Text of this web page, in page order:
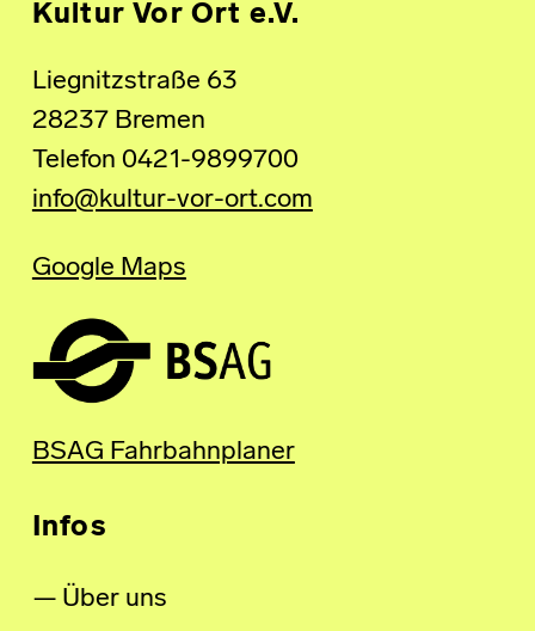
Kultur Vor Ort e.V.
Liegnitzstraße 63
28237 Bremen
Telefon 0421-9899700
info@kultur-vor-ort.com
Google Maps
BSAG Fahrbahnplaner
Infos
Über uns